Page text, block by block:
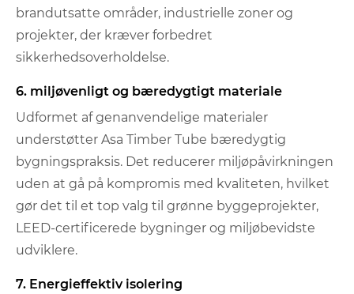
brandutsatte områder, industrielle zoner og
projekter, der kræver forbedret
sikkerhedsoverholdelse.
6. miljøvenligt og bæredygtigt materiale
Udformet af genanvendelige materialer
understøtter Asa Timber Tube bæredygtig
bygningspraksis. Det reducerer miljøpåvirkningen
uden at gå på kompromis med kvaliteten, hvilket
gør det til et top valg til grønne byggeprojekter,
LEED-certificerede bygninger og miljøbevidste
udviklere.
7. Energieffektiv isolering